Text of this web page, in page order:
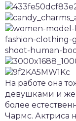
На работе она
девушками и
более
Чармс. Актриса